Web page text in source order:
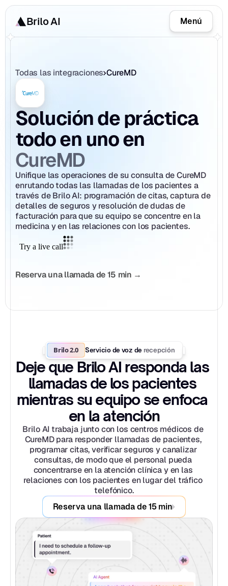
Brilo AI Menú
Todas las integraciones CureMD
Solución de práctica
CureMD
Unifique las operaciones de su consulta de CureMD
enrutando todas las llamadas de los pacientes a
través de Brilo AI: programación de citas, captura de
detalles de seguros y resolución de dudas de
facturación para que su equipo se concentre en la
medicina y en las relaciones con los pacientes.
Reserva una llamada de 15 min →
Brilo 2.0 Servicio de voz de recepción
Deje que Brilo AI responda las
llamadas de los pacientes
mientras su equipo se enfoca
en la atención
Brilo AI trabaja junto con los centros médicos de
CureMD para responder llamadas de pacientes,
programar citas, verificar seguros y canalizar
consultas, de modo que el personal pueda
concentrarse en la atención clínica y en las
relaciones con los pacientes en lugar del tráfico
telefónico.
Reserva una llamada de 15 min